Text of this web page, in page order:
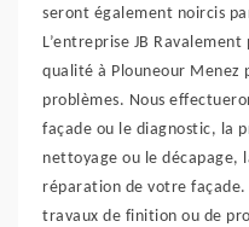
seront également noircis
L’entreprise JB
qualité à Plouneour Menez
problèmes. Nous
façade ou le diagnostic, la
nettoyage ou le
réparation de votre
travaux de finition ou de